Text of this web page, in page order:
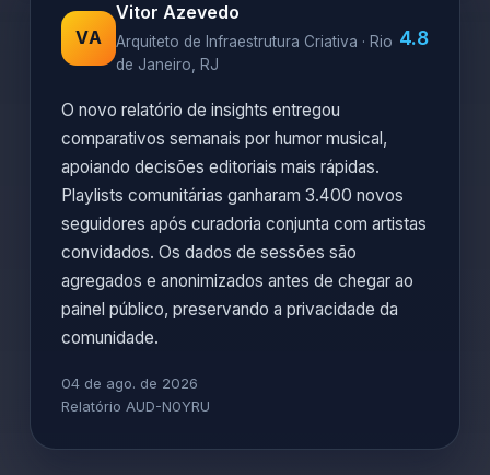
VA
Vitor Azevedo
Arquiteto de Infraestrutura Criativa · Rio
de Janeiro, RJ
4.8
O novo relatório de insights entregou
comparativos semanais por humor musical,
apoiando decisões editoriais mais rápidas.
Playlists comunitárias ganharam 3.400 novos
seguidores após curadoria conjunta com artistas
convidados. Os dados de sessões são
agregados e anonimizados antes de chegar ao
painel público, preservando a privacidade da
comunidade.
04 de ago. de 2026
Relatório AUD-N0YRU